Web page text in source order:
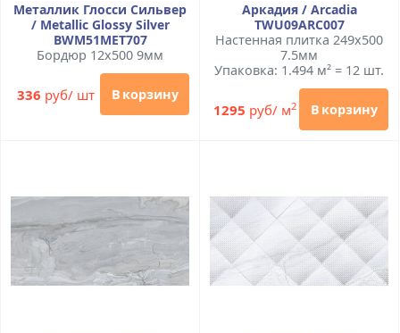
Металлик Глосси Сильвер
/ Metallic Glossy Silver
BWM51MET707
Бордюр 12x500 9мм
336 руб/ шт В корзину
Аркадия / Arcadia
TWU09ARC007
Настенная плитка 249x500
7.5мм
Упаковка: 1.494 м² = 12 шт.
1295 руб/ м2 В корзину